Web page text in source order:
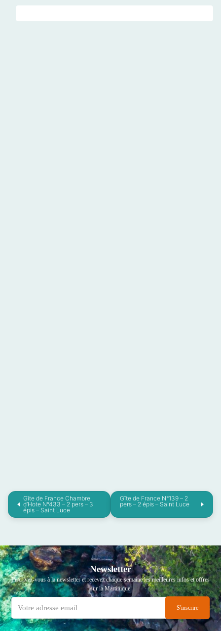
Gîte de France Chambre
d’Hote N°433 – 2 pers – 3
épis – Saint Luce
Gîte de France N°139 – 2
pers – 2 épis – Saint Luce
Newsletter
Inscrivez-vous à la newsletter et recevez chaque semaine les meilleures infos et offres
sur la Martinique